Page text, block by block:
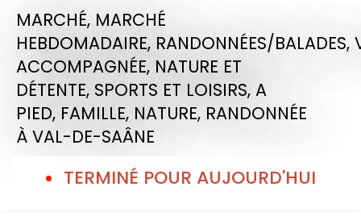
MARCHÉ, MARCHÉ
HEBDOMADAIRE, RANDONNÉES/BALADES,
ACCOMPAGNÉE, NATURE ET
DÉTENTE, SPORTS ET LOISIRS, A
PIED, FAMILLE, NATURE, RANDONNÉE
À VAL-DE-SAÂNE
TERMINÉ POUR AUJOURD'HUI